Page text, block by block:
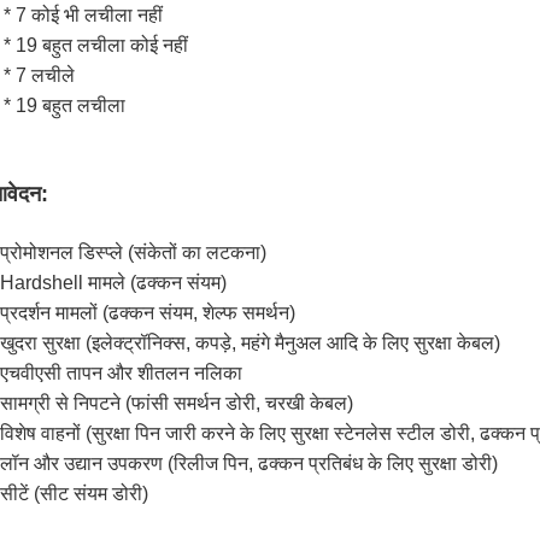
7 कोई भी लचीला नहीं
* 19 बहुत लचीला कोई नहीं
* 7 लचीले
19 बहुत लचीला
डिस्प्ले (संकेतों का लटकना)
मामले (ढक्कन संयम)
मामलों (ढक्कन संयम, शेल्फ समर्थन)
सुरक्षा (इलेक्ट्रॉनिक्स, कपड़े, महंगे मैनुअल आदि के लिए सुरक्षा केबल)
तापन और शीतलन नलिका
से निपटने (फांसी समर्थन डोरी, चरखी केबल)
वाहनों (सुरक्षा पिन जारी करने के लिए सुरक्षा स्टेनलेस स्टील डोरी, ढक्कन
और उद्यान उपकरण (रिलीज पिन, ढक्कन प्रतिबंध के लिए सुरक्षा डोरी)
(सीट संयम डोरी)